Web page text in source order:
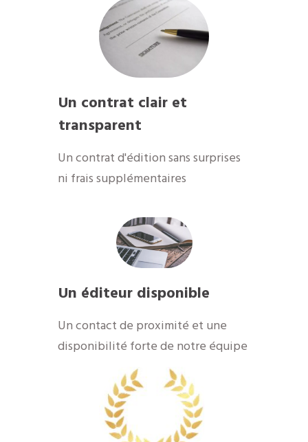
Un contrat clair et
transparent
Un contrat d'édition sans surprises
ni frais supplémentaires
Un éditeur disponible
​Un contact de proximité et une
disponibilité forte de notre équipe